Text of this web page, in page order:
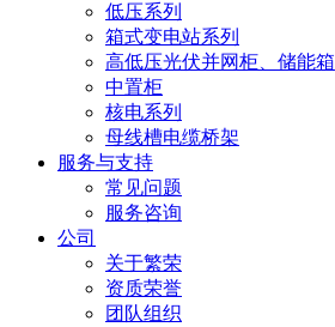
低压系列
箱式变电站系列
高低压光伏并网柜、储能箱
中置柜
核电系列
母线槽电缆桥架
服务与支持
常见问题
服务咨询
公司
关于繁荣
资质荣誉
团队组织